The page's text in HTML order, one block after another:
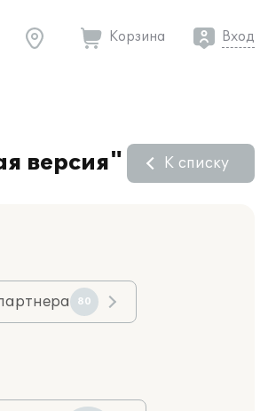
Корзина Вход
версия" К списку
80